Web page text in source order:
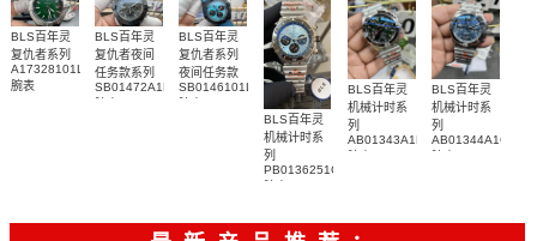
BLS百年灵
复仇者系列
A17328101L1X1
腕表
BLS百年灵
复仇者夜间
任务款系列
SB01472A1B1X1
BLS百年灵
复仇者系列
夜间任务款
SB0146101L1X1
BLS百年灵
机械计时系
列
PB0136251C1S1
BLS百年灵
机械计时系
列
AB01343A1L1A1
BLS百年灵
机械计时系
列
AB01344A1C1A1